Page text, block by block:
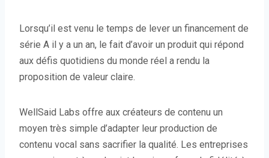
Lorsqu’il est venu le temps de lever un financement de
série A il y a un an, le fait d’avoir un produit qui répond
aux défis quotidiens du monde réel a rendu la
proposition de valeur claire.
WellSaid Labs offre aux créateurs de contenu un
moyen très simple d’adapter leur production de
contenu vocal sans sacrifier la qualité. Les entreprises